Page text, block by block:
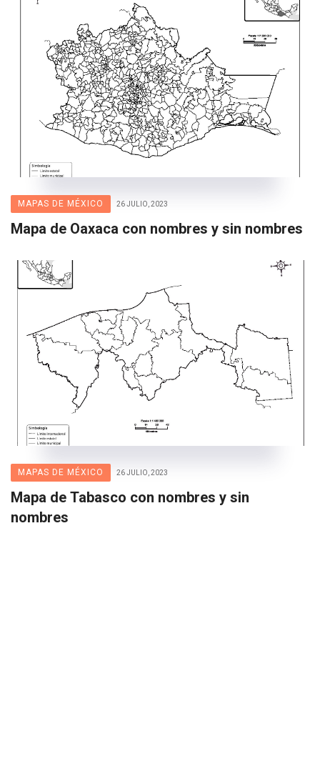
MAPAS DE MÉXICO 26 JULIO, 2023
Mapa de Oaxaca con nombres y sin nombres
MAPAS DE MÉXICO 26 JULIO, 2023
Mapa de Tabasco con nombres y sin
nombres